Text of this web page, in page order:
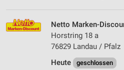
Netto Marken-
Horstring 18 a
76829 Landau / Pfalz
Heute
geschlossen